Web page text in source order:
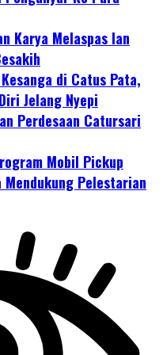
Karya Melaspas lan
di Catus Pata,
Jelang Nyepi
Perdesaan Catursari
Mobil Pickup
Pelestarian